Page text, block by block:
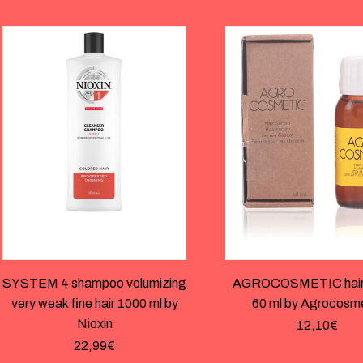
SYSTEM 4 shampoo volumizing
very weak fine hair 1000 ml by
Nioxin
22,99€
AGROCOSMETIC
60 ml by
12,10€